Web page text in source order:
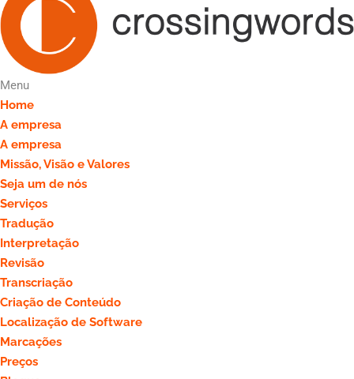
Menu
Home
A empresa
A empresa
Missão, Visão e Valores
Seja um de nós
Serviços
Tradução
Interpretação
Revisão
Transcriação
Criação de Conteúdo
Localização de Software
Marcações
Preços